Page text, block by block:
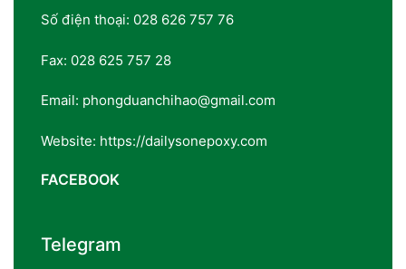
Số điện thoại: 028 626 757 76
Fax: 028 625 757 28
Email: phongduanchihao@gmail.com
Website: https://dailysonepoxy.com
FACEBOOK
Telegram